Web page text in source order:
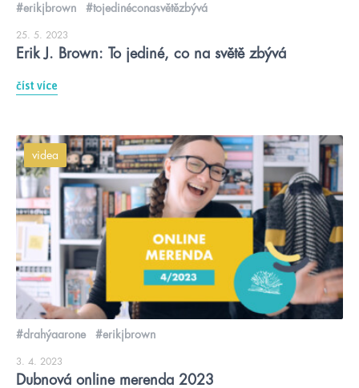
#erikjbrown #tojedinéconasvětězbývá
25. 5. 2023
Erik J. Brown: To jediné, co na světě zbývá
číst více
videa
#drahýaarone #erikjbrown
3. 4. 2023
Dubnová online merenda 2023